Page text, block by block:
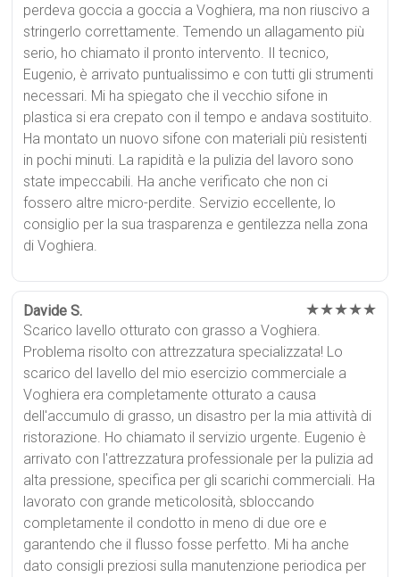
perdeva goccia a goccia a Voghiera, ma non riuscivo a
stringerlo correttamente. Temendo un allagamento più
serio, ho chiamato il pronto intervento. Il tecnico,
Eugenio, è arrivato puntualissimo e con tutti gli strumenti
necessari. Mi ha spiegato che il vecchio sifone in
plastica si era crepato con il tempo e andava sostituito.
Ha montato un nuovo sifone con materiali più resistenti
in pochi minuti. La rapidità e la pulizia del lavoro sono
state impeccabili. Ha anche verificato che non ci
fossero altre micro-perdite. Servizio eccellente, lo
consiglio per la sua trasparenza e gentilezza nella zona
di Voghiera.
Davide S. ★★★★★
Scarico lavello otturato con grasso a Voghiera.
Problema risolto con attrezzatura specializzata! Lo
scarico del lavello del mio esercizio commerciale a
Voghiera era completamente otturato a causa
dell'accumulo di grasso, un disastro per la mia attività di
ristorazione. Ho chiamato il servizio urgente. Eugenio è
arrivato con l'attrezzatura professionale per la pulizia ad
alta pressione, specifica per gli scarichi commerciali. Ha
lavorato con grande meticolosità, sbloccando
completamente il condotto in meno di due ore e
garantendo che il flusso fosse perfetto. Mi ha anche
dato consigli preziosi sulla manutenzione periodica per